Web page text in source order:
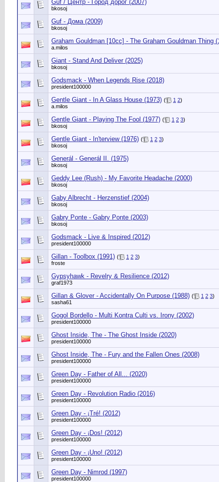
Guf / Центр - Город дорог (2007)
bkosoj
Guf - Дома (2009)
bkosoj
Graham Gouldman [10cc] - The Graham Gouldman Thing
a.milos
Giant - Stand And Deliver (2025)
bkosoj
Godsmack - When Legends Rise (2018)
president100000
Gentle Giant - In A Glass House (1973) ( 1 2)
a.milos
Gentle Giant - Playing The Fool (1977) ( 1 2 3)
bkosoj
Gentle Giant - In'terview (1976) ( 1 2 3)
bkosoj
Generál - Generál II. (1975)
bkosoj
Geddy Lee (Rush) - My Favorite Headache (2000)
bkosoj
Gaby Albrecht - Herzenstief (2004)
bkosoj
Gabry Ponte - Gabry Ponte (2003)
bkosoj
Godsmack - Live & Inspired (2012)
president100000
Gillan - Toolbox (1991) ( 1 2 3)
froste
Gypsyhawk - Revelry & Resilience (2012)
graf1973
Gillan & Glover - Accidentally On Purpose (1988) ( 1 2 3)
sasha61
Gogol Bordello - Multi Kontra Culti vs. Irony (2002)
president100000
Ghost Inside, The - The Ghost Inside (2020)
president100000
Ghost Inside, The - Fury and the Fallen Ones (2008)
president100000
Green Day - Father of All... (2020)
president100000
Green Day - Revolution Radio (2016)
president100000
Green Day - ¡Tré! (2012)
president100000
Green Day - ¡Dos! (2012)
president100000
Green Day - ¡Uno! (2012)
president100000
Green Day - Nimrod (1997)
president100000